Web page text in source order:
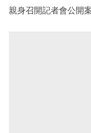
親身召開記者會公開